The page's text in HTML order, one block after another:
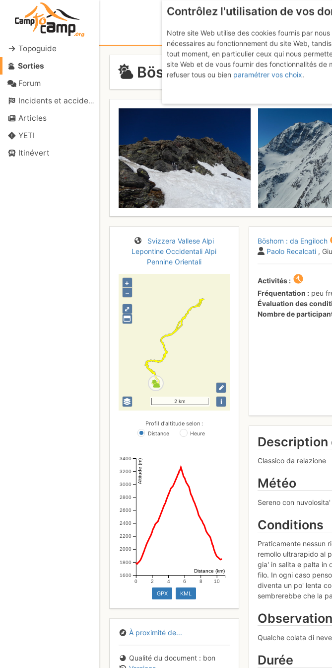
Topoguide
Sorties
Forum
Incidents et accidents
Articles
YETI
Itinévert
Böshorn : da Engiloch Samedi
Svizzera Vallese Alpi
Lepontine Occidentali Alpi
Pennine Orientali
+
–
2 km i
⤢
Profil d'altitude selon :
Distance Heure
1600
1800
2000
2200
2400
2600
2800
3000
3200
3400 Altitude (m)
0 2 4 6 8 10
Distance (km)
GPX KML
À proximité de...
Qualité du document
bon
Böshorn : da Engiloch
Paolo Recalcati ,
Activités
Fréquentation
peu
Évaluation des
Nombre de
Description
Classico da relazione
Météo
Sereno con
Conditions
Praticamente nessun
remollo ultrarapido al
gia' in salita e palta in
filo. In ogni caso
diventa un po' lenta
sembrerebbe che la
Qualche colata di
Durée
Contrôlez l'utilisation de vos
Notre site Web utilise des cookies fournis par
nécessaires au fonctionnement du site Web,
tout moment, en particulier ceux qui nous
site Web et de vous fournir des fonctionnalités de
refuser tous ou bien paramétrer vos choix.